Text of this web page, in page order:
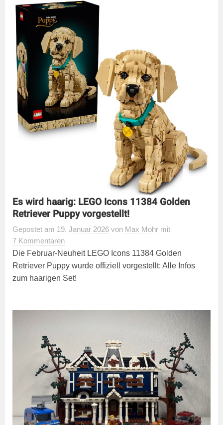
Es wird haarig: LEGO Icons 11384 Golden
Retriever Puppy vorgestellt!
Gepostet am 19. Januar 2026 von Max Mohr mit
7 Kommentaren
Die Februar-Neuheit LEGO Icons 11384 Golden
Retriever Puppy wurde offiziell vorgestellt: Alle Infos
zum haarigen Set!